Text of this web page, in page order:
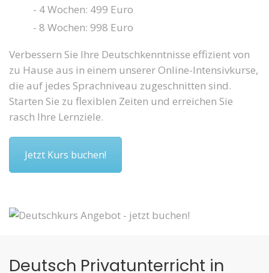
- 4 Wochen: 499 Euro
- 8 Wochen: 998 Euro
Verbessern Sie Ihre Deutschkenntnisse effizient von
zu Hause aus in einem unserer Online-Intensivkurse,
die auf jedes Sprachniveau zugeschnitten sind.
Starten Sie zu flexiblen Zeiten und erreichen Sie
rasch Ihre Lernziele.
Jetzt Kurs buchen!
Deutsch Privatunterricht in